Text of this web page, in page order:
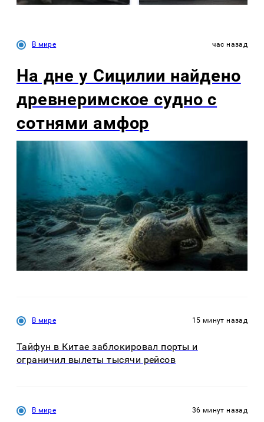
В мире час назад
На дне у Сицилии найдено
древнеримское судно с
сотнями амфор
В мире 15 минут назад
Тайфун в Китае заблокировал порты и
ограничил вылеты тысячи рейсов
В мире 36 минут назад